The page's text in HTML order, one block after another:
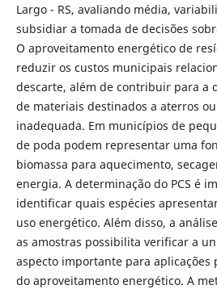
Largo - RS, avaliando média,
subsidiar a tomada de decisões
O aproveitamento energético de
reduzir os custos municipais
descarte, além de contribuir para a
de materiais destinados a aterros
inadequada. Em municípios de
de poda podem representar uma
biomassa para aquecimento,
energia. A determinação do PCS é
identificar quais espécies
uso energético. Além disso, a
as amostras possibilita verificar a
aspecto importante para aplicações
do aproveitamento energético. A